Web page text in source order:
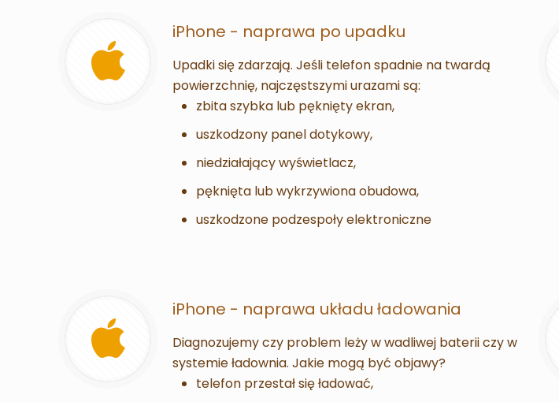
iPhone - naprawa po upadku
Upadki się zdarzają. Jeśli telefon spadnie na twardą
powierzchnię, najczęstszymi urazami są:
zbita szybka lub pęknięty ekran,
uszkodzony panel dotykowy,
niedziałający wyświetlacz,
pęknięta lub wykrzywiona obudowa,
uszkodzone podzespoły elektroniczne
iPhone - naprawa układu ładowania
Diagnozujemy czy problem leży w wadliwej baterii czy w
systemie ładownia. Jakie mogą być objawy?
telefon przestał się ładować,